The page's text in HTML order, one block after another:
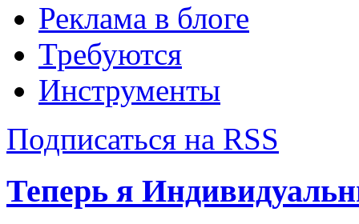
Реклама в блоге
Требуются
Инструменты
Подписаться на RSS
Теперь я